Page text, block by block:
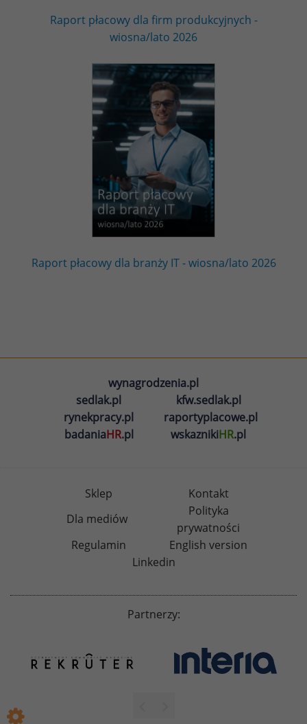
Raport płacowy dla firm produkcyjnych -
wiosna/lato 2026
Raport płacowy dla branży IT - wiosna/lato 2026
wynagrodzenia.pl
sedlak.pl
kfw.sedlak.pl
rynekpracy.pl
raportyplacowe.pl
badaniaHR.pl wskaznikiHR.pl
Sklep
Kontakt
Dla mediów
Polityka
prywatności
Regulamin
English version
Linkedin
Partnerzy: